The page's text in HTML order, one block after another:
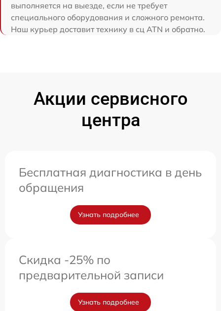
выполняется на выезде, если не требует
специального оборудования и сложного ремонта.
Наш курьер доставит технику в сц ATN и обратно.
Акции сервисного
центра
Бесплатная диагностика в день
обращения
Узнать подробнее
Скидка -25% по
предварительной записи
Узнать подробнее